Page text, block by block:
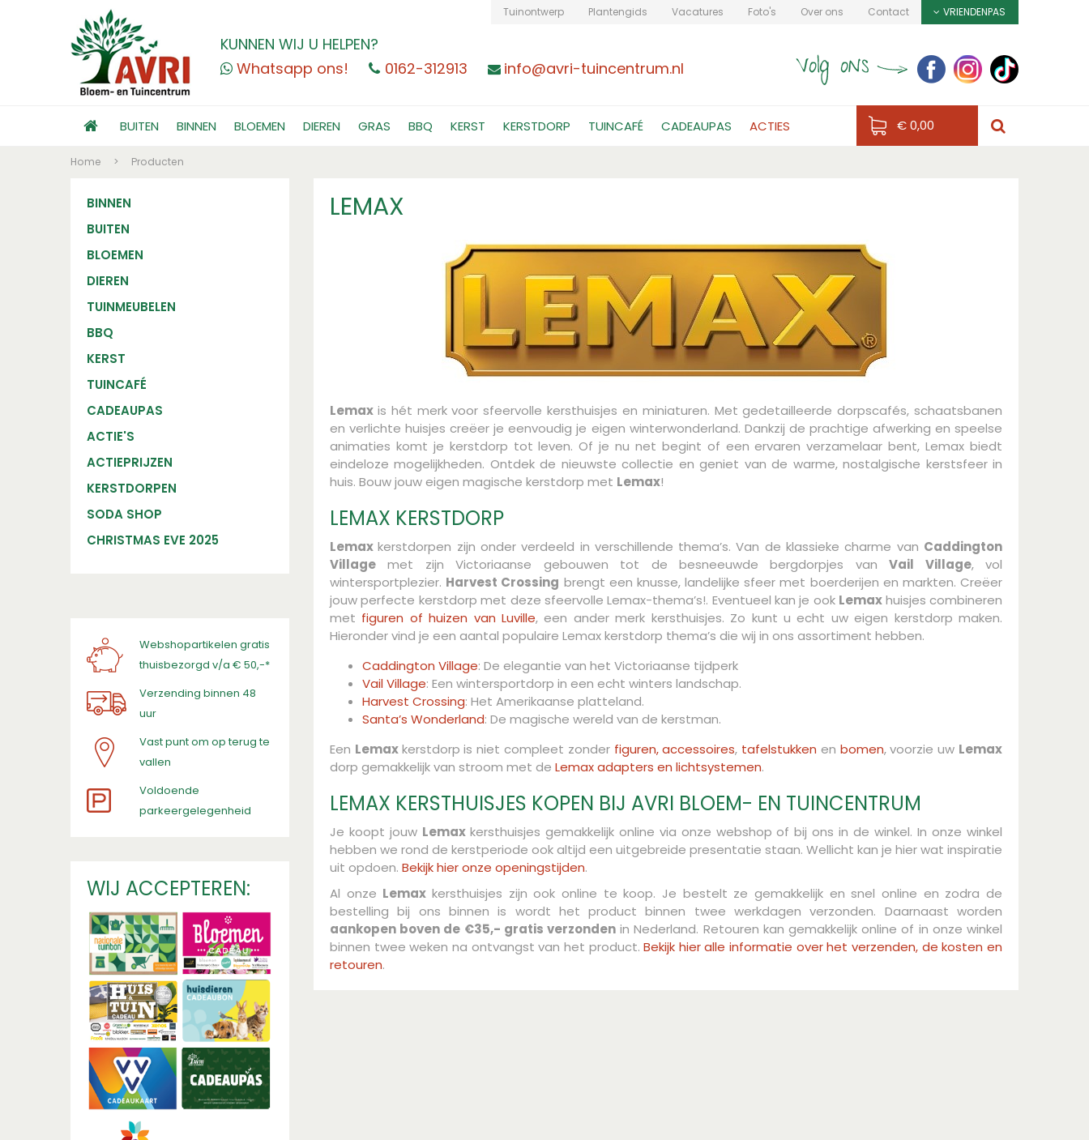
Home > Producten
KUNNEN WIJ U HELPEN?
Whatsapp ons!
0162-312913 info@avri-tuincentrum.nl
Tuinontwerp Plantengids Vacatures Foto's Over ons Contact VRIENDENPAS
BUITEN BINNEN BLOEMEN DIEREN GRAS BBQ KERST KERSTDORP TUINCAFÉ CADEAUPAS ACTIES € 0,00
LEMAX
Lemax is hét merk voor sfeervolle kersthuisjes en miniaturen. Met gedetailleerde dorpscafés, schaatsbanen
en verlichte huisjes creëer je eenvoudig je eigen winterwonderland. Dankzij de prachtige afwerking en speelse
animaties komt je kerstdorp tot leven. Of je nu net begint of een ervaren verzamelaar bent, Lemax biedt
eindeloze mogelijkheden. Ontdek de nieuwste collectie en geniet van de warme, nostalgische kerstsfeer in
huis. Bouw jouw eigen magische kerstdorp met Lemax!
LEMAX KERSTDORP
Lemaxkerstdorpen zijn onder verdeeld in verschillende thema’s. Van de klassieke charme van Caddington
Village met zijn Victoriaanse gebouwen tot de besneeuwde bergdorpjes vanVail Village, vol
wintersportplezier. Harvest Crossing brengt een knusse, landelijke sfeer met boerderijen en markten. Creëer
jouw perfecte kerstdorp met deze sfeervolle Lemax-thema’s!. Eventueel kan je ook Lemaxhuisjes combineren
met figuren of huizen van Luville, een ander merk kersthuisjes. Zo kunt u echt uw eigen kerstdorp maken.
Hieronder vind je een aantal populaire Lemax kerstdorp thema’s die wij in ons assortiment hebben.
Caddington Village: De elegantie van het Victoriaanse tijdperk
Vail Village: Een wintersportdorp in een echt winters landschap.
Harvest Crossing: Het Amerikaanse platteland.
Santa’s Wonderland: De magische wereld van de kerstman.
Een Lemaxkerstdorp is niet compleet zonder figuren, accessoires, tafelstukken en bomen, voorzie uw Lemax
dorp gemakkelijk van stroom met de Lemax adapters en lichtsystemen.
LEMAX KERSTHUISJES KOPEN BIJ AVRI BLOEM- EN TUINCENTRUM
Je koopt jouw Lemax kersthuisjes gemakkelijk online via onze webshop of bij ons in de winkel. In onze winkel
hebben we rond de kerstperiode ook altijd een uitgebreide presentatie staan. Wellicht kan je hier wat inspiratie
uit opdoen. Bekijk hier onze openingstijden.
Al onze Lemaxkersthuisjes zijn ook online te koop. Je bestelt ze gemakkelijk en snel online en zodra de
bestelling bij ons binnen is wordt het product binnen twee werkdagen verzonden. Daarnaast worden
aankopen boven de €35,- gratis verzonden in Nederland. Retouren kan gemakkelijk online of in onze winkel
binnen twee weken na ontvangst van het product.Bekijk hier alle informatie over het verzenden, de kosten en
retouren.
BINNEN
BUITEN
BLOEMEN
DIEREN
TUINMEUBELEN
BBQ
KERST
TUINCAFÉ
CADEAUPAS
ACTIE'S
ACTIEPRIJZEN
KERSTDORPEN
SODA SHOP
CHRISTMAS EVE 2025
Webshopartikelen gratis
thuisbezorgd v/a € 50,-*
Verzending binnen 48
uur
Vast punt om op terug te
vallen
​Voldoende
parkeergelegenheid
WIJ ACCEPTEREN: